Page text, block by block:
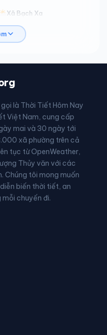
Xã Bạch Xa
Xã Bằng Hành
Xã Côn Lôn
Xã Đông Thọ
Xã Đồng Yên
Xã Đường Hồng
Xã Hàm Yên
là Thời Tiết Hôm Nay
Việt Nam, cung cấp
mai và 30 ngày tới
xã phường trên cả
tục từ OpenWeather,
Thủy văn với các
Chúng tôi mong muốn
biến thời tiết, an
mỗi chuyến đi.